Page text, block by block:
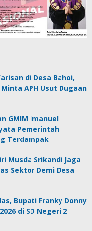
di Desa Bahoi,
APH Usut Dugaan
GMIM Imanuel
Pemerintah
Terdampak
Musda Srikandi Jaga
Sektor Demi Desa
Bupati Franky Donny
di SD Negeri 2